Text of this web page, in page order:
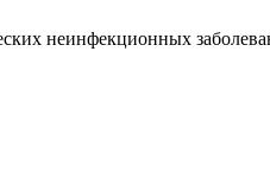
неинфекционных